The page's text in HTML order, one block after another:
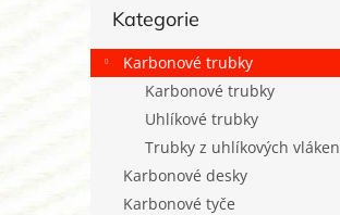
r
a
kategorie
Kategorie
Karbonové trubky
Karbonové trubky
Uhlíkové trubky
Trubky z uhlíkových vláken
Karbonové desky
Karbonové tyče